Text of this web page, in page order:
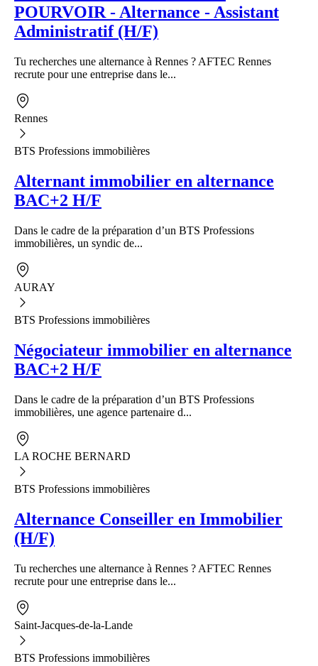
POURVOIR - Alternance - Assistant
Administratif (H/F)
Tu recherches une alternance à Rennes ? AFTEC Rennes
recrute pour une entreprise dans le...
Rennes
BTS Professions immobilières
Alternant immobilier en alternance
BAC+2 H/F
Dans le cadre de la préparation d’un BTS Professions
immobilières, un syndic de...
AURAY
BTS Professions immobilières
Négociateur immobilier en alternance
BAC+2 H/F
Dans le cadre de la préparation d’un BTS Professions
immobilières, une agence partenaire d...
LA ROCHE BERNARD
BTS Professions immobilières
Alternance Conseiller en Immobilier
(H/F)
Tu recherches une alternance à Rennes ? AFTEC Rennes
recrute pour une entreprise dans le...
Saint-Jacques-de-la-Lande
BTS Professions immobilières